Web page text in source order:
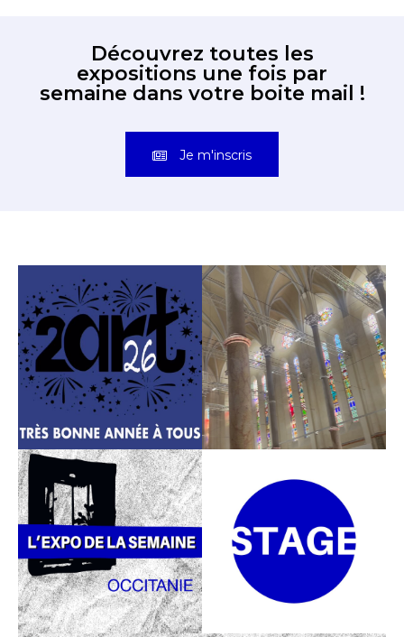
Découvrez toutes les
expositions une fois par
semaine dans votre boite mail !
Je m'inscris